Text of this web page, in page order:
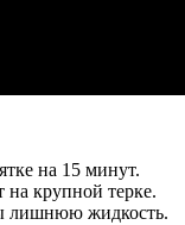
на 15 минут.
на крупной терке.
лишнюю жидкость.